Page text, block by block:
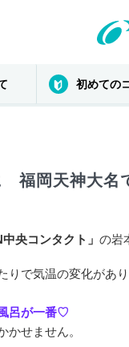
初めての
福岡天神大名
中央コンタクト」 の岩
りで気温の変化があ
呂が一番♡
かせません。